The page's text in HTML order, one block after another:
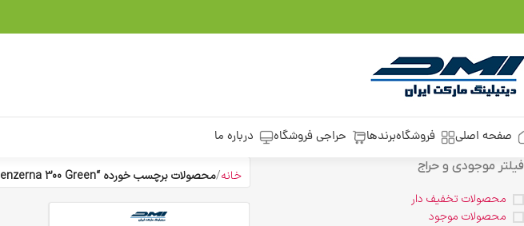
صفحه اصلی فروشگاهبرندها حراجی فروشگاه درباره ما
فیلتر موجودی و حراج
محصولات تخفیف دار
محصولات موجود
خانه محصولات برچسب خورده “Menzerna 300 Green”